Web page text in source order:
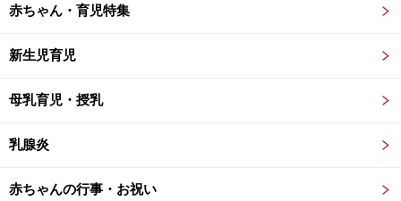
赤ちゃん・育児特集
新生児育児
母乳育児・授乳
乳腺炎
赤ちゃんの行事・お祝い